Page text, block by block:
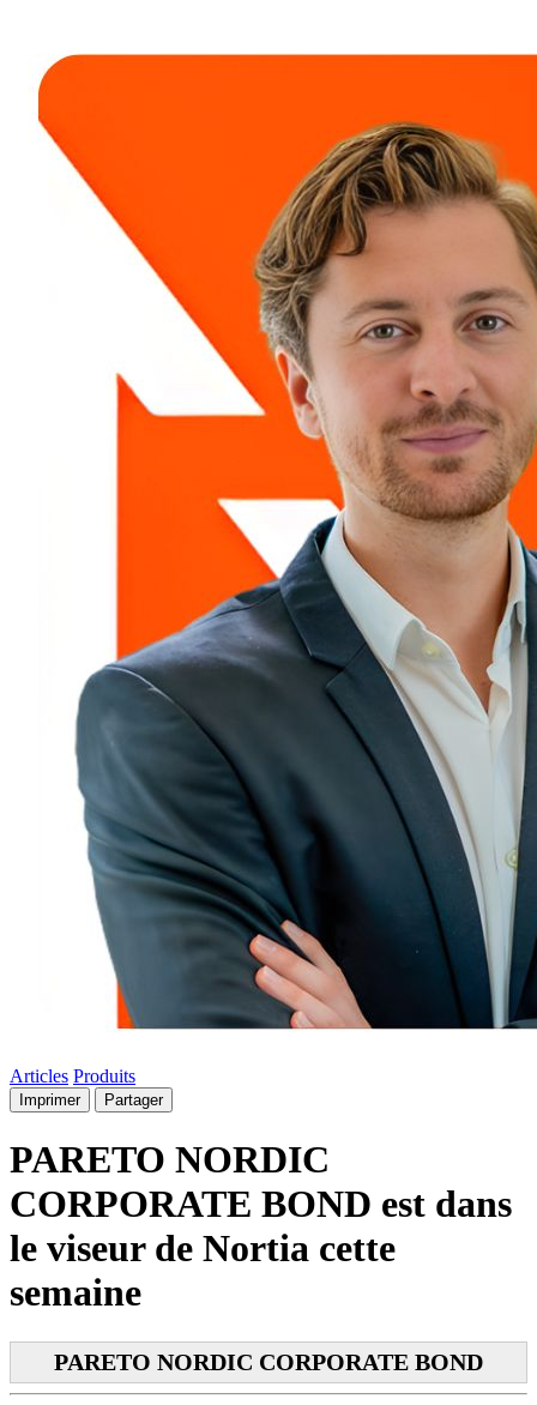
Articles Produits
Imprimer Partager
PARETO NORDIC
CORPORATE BOND est dans
le viseur de Nortia cette
semaine
PARETO NORDIC CORPORATE BOND